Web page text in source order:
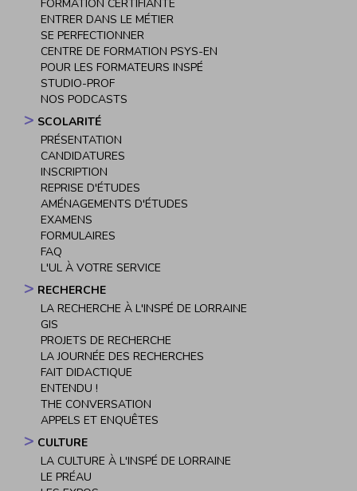
FORMATION CERTIFIANTE
ENTRER DANS LE MÉTIER
SE PERFECTIONNER
CENTRE DE FORMATION PSYS-EN
POUR LES FORMATEURS INSPÉ
STUDIO-PROF
NOS PODCASTS
SCOLARITÉ
PRÉSENTATION
CANDIDATURES
INSCRIPTION
REPRISE D'ÉTUDES
AMÉNAGEMENTS D'ÉTUDES
EXAMENS
FORMULAIRES
FAQ
L'UL À VOTRE SERVICE
RECHERCHE
LA RECHERCHE À L'INSPÉ DE LORRAINE
GIS
PROJETS DE RECHERCHE
LA JOURNÉE DES RECHERCHES
FAIT DIDACTIQUE
ENTENDU !
THE CONVERSATION
APPELS ET ENQUÊTES
CULTURE
LA CULTURE À L'INSPÉ DE LORRAINE
LE PRÉAU